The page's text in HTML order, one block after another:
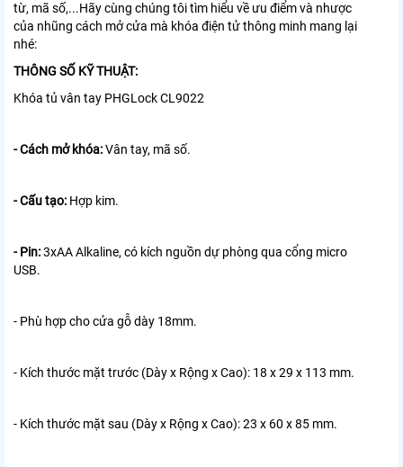
từ, mã số,...Hãy cùng chúng tôi tìm hiểu về ưu điểm và nhược
của nhũng cách mở cửa mà khóa điện tử thông minh mang lại
nhé:
THÔNG SỐ KỸ THUẬT:
Khóa tủ vân tay PHGLock CL9022
- Cách mở khóa:Vân tay, mã số.
- Cấu tạo: Hợp kim.
- Pin:3xAA Alkaline, có kích nguồn dự phòng qua cổng micro
USB.
- Phù hợp cho cửa gỗ dày 18mm.
- Kích thước mặt trước (Dày x Rộng x Cao): 18 x 29 x 113 mm.
- Kích thước mặt sau (Dày x Rộng x Cao): 23 x 60 x 85 mm.